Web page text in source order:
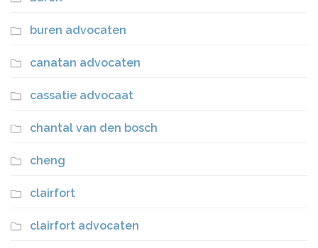
buren advocaten
canatan advocaten
cassatie advocaat
chantal van den bosch
cheng
clairfort
clairfort advocaten